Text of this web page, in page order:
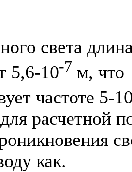
света
5,6-10-7 м, что
частоте 5-
расчетной
как.